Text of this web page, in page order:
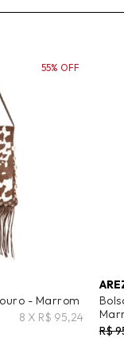
- Marrom
8 X R$ 95,24
55% OFF
R$